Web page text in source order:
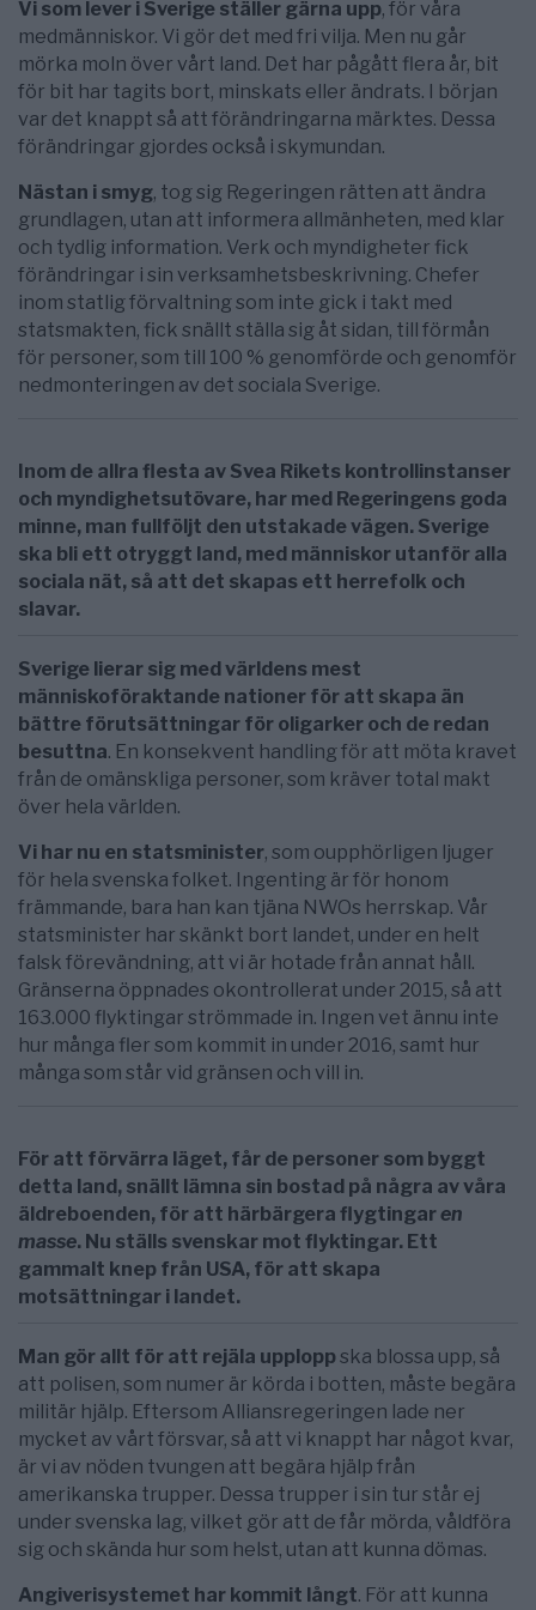
Vi som lever i Sverige ställer gärna upp, för våra
medmänniskor. Vi gör det med fri vilja. Men nu går
mörka moln över vårt land. Det har pågått flera år, bit
för bit har tagits bort, minskats eller ändrats. I början
var det knappt så att förändringarna märktes. Dessa
förändringar gjordes också i skymundan.
Nästan i smyg, tog sig Regeringen rätten att ändra
grundlagen, utan att informera allmänheten, med klar
och tydlig information. Verk och myndigheter fick
förändringar i sin verksamhetsbeskrivning. Chefer
inom statlig förvaltning som inte gick i takt med
statsmakten, fick snällt ställa sig åt sidan, till förmån
för personer, som till 100 % genomförde och genomför
nedmonteringen av det sociala Sverige.
Inom de allra flesta av Svea Rikets kontrollinstanser
och myndighetsutövare, har med Regeringens goda
minne, man fullföljt den utstakade vägen. Sverige
ska bli ett otryggt land, med människor utanför alla
sociala nät, så att det skapas ett herrefolk och
slavar.
Sverige lierar sig med världens mest
människoföraktande nationer för att skapa än
bättre förutsättningar för oligarker och de redan
besuttna. En konsekvent handling för att möta kravet
från de omänskliga personer, som kräver total makt
över hela världen.
Vi har nu en statsminister, som oupphörligen ljuger
för hela svenska folket. Ingenting är för honom
främmande, bara han kan tjäna NWOs herrskap. Vår
statsminister har skänkt bort landet, under en helt
falsk förevändning, att vi är hotade från annat håll.
Gränserna öppnades okontrollerat under 2015, så att
163.000 flyktingar strömmade in. Ingen vet ännu inte
hur många fler som kommit in under 2016, samt hur
många som står vid gränsen och vill in.
För att förvärra läget, får de personer som byggt
detta land, snällt lämna sin bostad på några av våra
äldreboenden, för att härbärgera flygtingaren
masse. Nu ställs svenskar mot flyktingar. Ett
gammalt knep från USA, för att skapa
motsättningar i landet.
Man gör allt för att rejäla upploppska blossa upp, så
att polisen, som numer är körda i botten, måste begära
militär hjälp. Eftersom Alliansregeringen lade ner
mycket av vårt försvar, så att vi knappt har något kvar,
är vi av nöden tvungen att begära hjälp från
amerikanska trupper. Dessa trupper i sin tur står ej
under svenska lag, vilket gör att de får mörda, våldföra
sig och skända hur som helst, utan att kunna dömas.
Angiverisystemet har kommit långt. För att kunna